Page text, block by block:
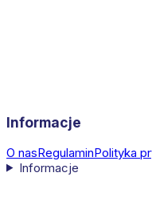
Informacje
O nasRegulaminPolityka
Informacje